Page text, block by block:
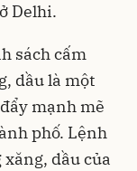
Delhi.
sách cấm
dầu là một
mạnh mẽ
phố. Lệnh
dầu của